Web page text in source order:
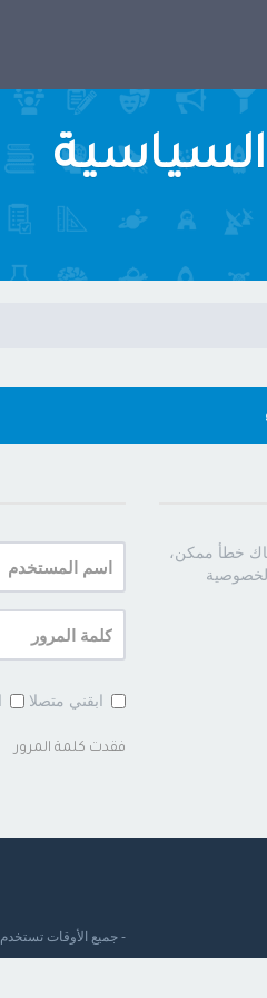
السياسية
خطأ ممكن،
اسم
كلمة
ابقني متصلا
فقدت كلمة المرور
- جميع الأوقات تستخدم